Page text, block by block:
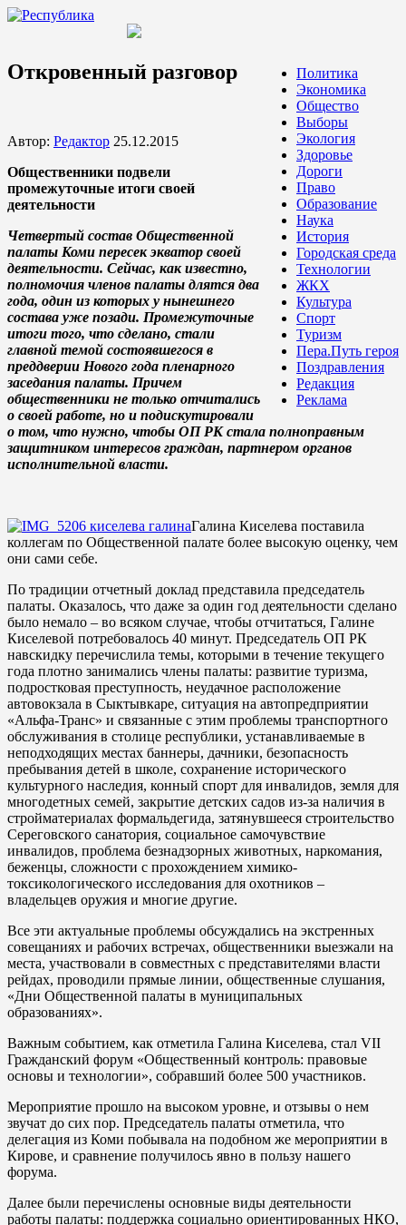
Политика
Экономика
Общество
Выборы
Экология
Здоровье
Дороги
Право
Образование
Наука
История
Городская среда
Технологии
ЖКХ
Культура
Спорт
Туризм
Пера.Путь героя
Поздравления
Редакция
Реклама
Откровенный разговор
Автор: Редактор 25.12.2015
Общественники подвели
промежуточные итоги своей
деятельности
Четвертый состав Общественной
палаты Коми пересек экватор своей
деятельности. Сейчас, как известно,
полномочия членов палаты длятся два
года, один из которых у нынешнего
состава уже позади. Промежуточные
итоги того, что сделано, стали
главной темой состоявшегося в
преддверии Нового года пленарного
заседания палаты. Причем
общественники не только отчитались
о своей работе, но и подискутировали
о том, что нужно, чтобы ОП РК стала полноправным
защитником интересов граждан, партнером органов
исполнительной власти.
Галина Киселева поставила
коллегам по Общественной палате более высокую оценку, чем
они сами себе.
По традиции отчетный доклад представила председатель
палаты. Оказалось, что даже за один год деятельности сделано
было немало – во всяком случае, чтобы отчитаться, Галине
Киселевой потребовалось 40 минут. Председатель ОП РК
навскидку перечислила темы, которыми в течение текущего
года плотно занимались члены палаты: развитие туризма,
подростковая преступность, неудачное расположение
автовокзала в Сыктывкаре, ситуация на автопредприятии
«Альфа-Транс» и связанные с этим проблемы транспортного
обслуживания в столице республики, устанавливаемые в
неподходящих местах баннеры, дачники, безопасность
пребывания детей в школе, сохранение исторического
культурного наследия, конный спорт для инвалидов, земля для
многодетных семей, закрытие детских садов из-за наличия в
стройматериалах формальдегида, затянувшееся строительство
Сереговского санатория, социальное самочувствие
инвалидов, проблема безнадзорных животных, наркомания,
беженцы, сложности с прохождением химико-
токсикологического исследования для охотников –
владельцев оружия и многие другие.
Все эти актуальные проблемы обсуждались на экстренных
совещаниях и рабочих встречах, общественники выезжали на
места, участвовали в совместных с представителями власти
рейдах, проводили прямые линии, общественные слушания,
«Дни Общественной палаты в муниципальных
образованиях».
Важным событием, как отметила Галина Киселева, стал VII
Гражданский форум «Общественный контроль: правовые
основы и технологии», собравший более 500 участников.
Мероприятие прошло на высоком уровне, и отзывы о нем
звучат до сих пор. Председатель палаты отметила, что
делегация из Коми побывала на подобном же мероприятии в
Кирове, и сравнение получилось явно в пользу нашего
форума.
Далее были перечислены основные виды деятельности
работы палаты: поддержка социально ориентированных НКО,